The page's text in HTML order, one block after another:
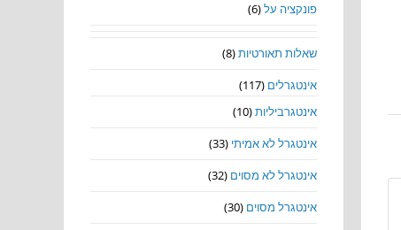
פונקציה על(6)
שאלות תאורטיות(8)
אינטגרלים (117)
אינטגרביליות(10)
אינטגרל לא אמיתי (33)
אינטגרל לא מסוים (32)
אינטגרל מסוים (30)